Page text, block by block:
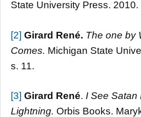
State University Press. 2010.
[2] Girard René. The one by
Comes. Michigan State
s. 11.
[3] Girard René. I See Satan
Lightning. Orbis Books.